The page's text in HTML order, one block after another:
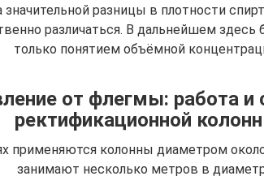
значительной разницы в плотности
различаться. В дальнейшем здесь
только понятием объёмной
от флегмы: работа и
ректификационной
применяются колонны диаметром
занимают несколько метров в